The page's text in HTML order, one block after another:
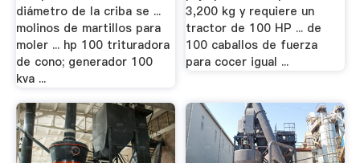
diámetro de la criba se ...
molinos de martillos para
moler ... hp 100 trituradora
de cono; generador 100
kva ...
3,200 kg y requiere un
tractor de 100 HP ... de
100 caballos de fuerza
para cocer igual ...